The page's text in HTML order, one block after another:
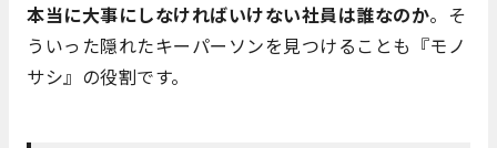
本当に大事にしなければいけない社員は誰なのか。そ
ういった隠れたキーパーソンを見つけることも『モノ
サシ』の役割です。